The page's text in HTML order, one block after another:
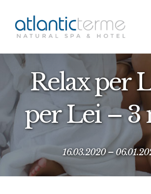
contenuto
Relax per
per Lei – 3
16.03.2020 –